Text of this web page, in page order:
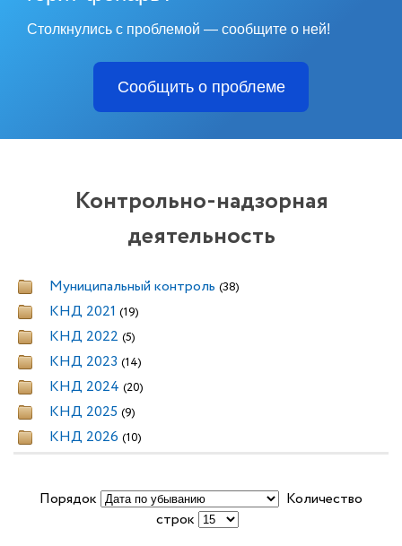
Столкнулись с проблемой — сообщите о ней!
Сообщить о проблеме
Контрольно-надзорная
деятельность
Муниципальный контроль (38)
КНД 2021 (19)
КНД 2022 (5)
КНД 2023 (14)
КНД 2024 (20)
КНД 2025 (9)
КНД 2026 (10)
Порядок
Количество
строк